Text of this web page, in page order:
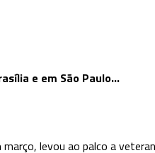
e em São Paulo…
levou ao palco a